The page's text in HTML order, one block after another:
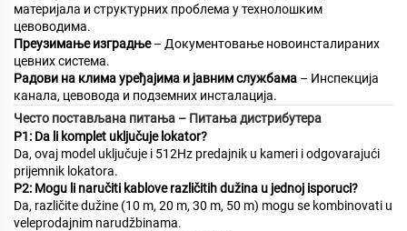
материјала и структурних проблема у технолошким
цевоводима.
Преузимање изградње– Документовање новоинсталираних
цевних система.
Радови на клима уређајима и јавним службама – Инспекција
канала, цевовода и подземних инсталација.
Често постављана питања – Питања дистрибутера
P1: Da li komplet uključuje lokator?
Da, ovaj model uključuje i 512Hz predajnik u kameri i odgovarajući
prijemnik lokatora.
P2: Mogu li naručiti kablove različitih dužina u jednoj isporuci?
Da, različite dužine (10 m, 20 m, 30 m, 50 m) mogu se kombinovati u
veleprodajnim narudžbinama.